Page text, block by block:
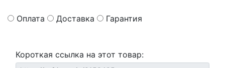
Оплата Доставка Гарантия
Короткая ссылка на этот товар: